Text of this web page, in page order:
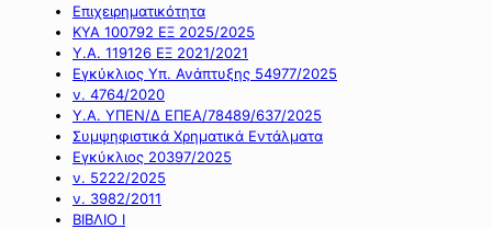
Επιχειρηματικότητα
ΚΥΑ 100792 ΕΞ 2025/2025
Υ.Α. 119126 ΕΞ 2021/2021
Εγκύκλιος Υπ. Ανάπτυξης 54977/2025
ν. 4764/2020
Υ.Α. ΥΠΕΝ/Δ ΕΠΕΑ/78489/637/2025
Συμψηφιστικά Χρηματικά Εντάλματα
Εγκύκλιος 20397/2025
ν. 5222/2025
ν. 3982/2011
ΒΙΒΛΙΟ Ι